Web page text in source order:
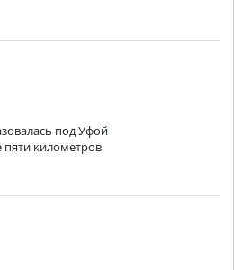
под Уфой
километров